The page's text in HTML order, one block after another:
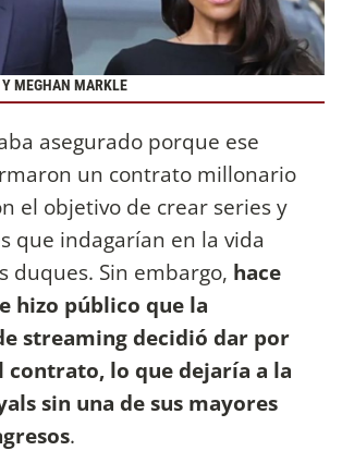
MEGHAN MARKLE
asegurado porque ese
un contrato millonario
el objetivo de crear series y
que indagarían en la vida
duques. Sin embargo, hace
hizo público que la
streaming decidió dar por
lo que dejaría a la
sin una de sus mayores
.